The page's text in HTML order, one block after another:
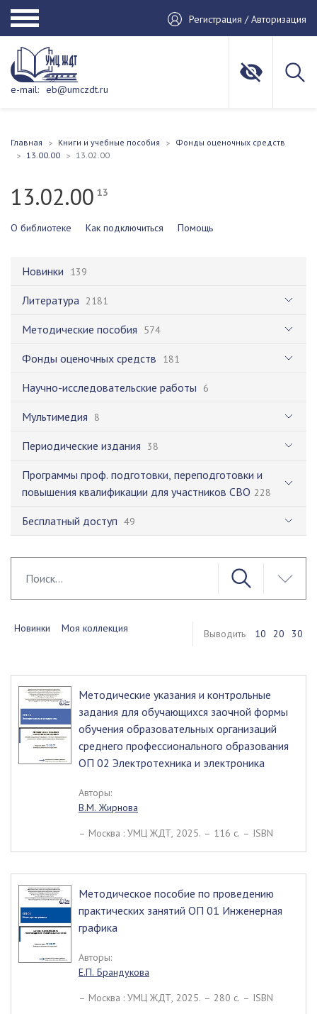
Регистрация / Авторизация
e-mail: eb@umczdt.ru
Главная Книги и учебные пособия
Фонды оценочных средств
13.00.00
13.02.00
13.02.0013
О библиотеке Как подключиться Помощь
Новинки 139
Литература 2181
Методические пособия 574
Фонды оценочных средств 181
Научно-исследовательские работы 6
Мультимедия 8
Периодические издания 38
Программы проф. подготовки, переподготовки и
повышения квалификации для участников СВО 228
Бесплатный доступ 49
Новинки Моя коллекция Выводить 10 20 30
Методические указания и контрольные
задания для обучающихся заочной формы
обучения образовательных организаций
среднего профессионального образования
ОП 02 Электротехника и электроника
Авторы:
В.М. Жирнова
– Москва : УМЦ ЖДТ, 2025. – 116 c. – ISBN
Методическое пособие по проведению
практических занятий ОП 01 Инженерная
графика
Авторы:
Е.П. Брандукова
– Москва : УМЦ ЖДТ, 2025. – 280 c. – ISBN